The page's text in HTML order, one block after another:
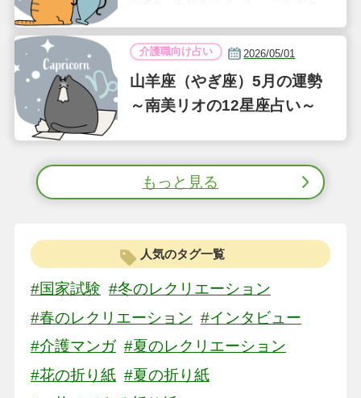
介護職向け占い 2026/05/01
山羊座（やぎ座）5月の運勢
～南美リオの12星座占い～
もっと見る
人気のタグ一覧
#国家試験 #冬のレクリエーション
#春のレクリエーション #インタビュー
#介護マンガ #夏のレクリエーション
#花の折り紙 #夏の折り紙